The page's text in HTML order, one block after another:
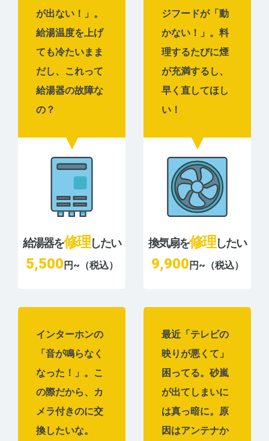
が出ない！」。
給湯温度を上げ
ても冷たいまま
だし、これって
給湯器の故障な
の？
給湯器を修理したい
5,500 円~（税込）
ジフードが「動
かない！」。料
理するたびに煙
が充満するし、
早く直してほし
い！
換気扇を修理したい
9,900 円~（税込）
インターホンの
「音が鳴らなく
なった！」。こ
の際だから、カ
メラ付きのに交
換したいな。
最近「テレビの
映りが悪くて」
困ってる。砂嵐
が出てしまいに
は真っ暗に。原
因はアンテナか